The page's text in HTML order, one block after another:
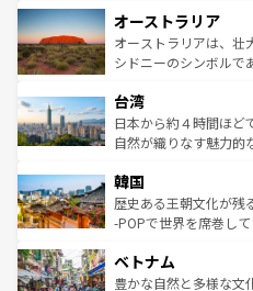
部のニューオーリンズ
文化が魅力。旅行者は
しみながら、その多様
ならではの贅沢な旅のスタイルだ。 な
情報はコンテンツ一覧
ワイ島は見逃せない。
島だが、静かな自然を
おすすめ。エメラルド
れるおもてなしの心で
人々、おいしいローカ
ク、伝統的なフラダン
ワイを、存分に味わってほしい。 なお、
はコンテンツ一覧を参
オーストラリア
オーストラリアは、壮
シドニーのシンボルで
リアリーフや大陸中央
ク）、タスマニアの美
ど、見どころがたくさ
いる。アクティビティ
ビング、ハイキングな
い。オーストラリアの
参照してほしい。
台湾
日本から約４時間ほど
自然が織りなす魅力的
ン）、静ひつな山岳地
と山間の静けさが共存
驚きをもたらしてくれ
容にもいいと評判のス
が味わえる。
韓国
歴史ある王朝文化が残
-POPで世界を席巻し
き、地方に足を延ばせ
できる。そして、キム
ベトナム
豊かな自然と多様な文